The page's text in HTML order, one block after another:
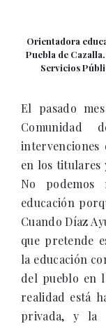
Orientadora
Puebla de
Servicios
El pasado
intervenciones
en los titulares
No
educación
Cuando Díaz
que pretende
la educación
del pueblo en
realidad está
privada, y la